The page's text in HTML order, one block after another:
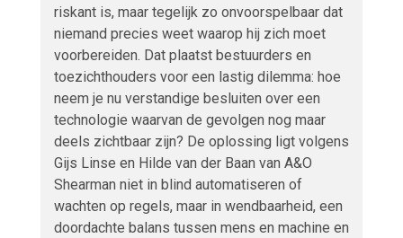
riskant is, maar tegelijk zo onvoorspelbaar dat
niemand precies weet waarop hij zich moet
voorbereiden. Dat plaatst bestuurders en
toezichthouders voor een lastig dilemma: hoe
neem je nu verstandige besluiten over een
technologie waarvan de gevolgen nog maar
deels zichtbaar zijn? De oplossing ligt volgens
Gijs Linse en Hilde van der Baan van A&O
Shearman niet in blind automatiseren of
wachten op regels, maar in wendbaarheid, een
doordachte balans tussen mens en machine en